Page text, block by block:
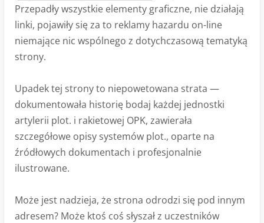
Przepadły wszystkie elementy graficzne, nie działają
linki, pojawiły się za to reklamy hazardu on-line
niemające nic wspólnego z dotychczasową tematyką
strony.
Upadek tej strony to niepowetowana strata —
dokumentowała historię bodaj każdej jednostki
artylerii plot. i rakietowej OPK, zawierała
szczegółowe opisy systemów plot., oparte na
źródłowych dokumentach i profesjonalnie
ilustrowane.
Może jest nadzieja, że strona odrodzi się pod innym
adresem? Może ktoś coś słyszał z uczestników